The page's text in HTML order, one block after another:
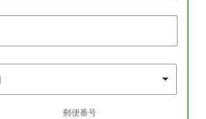
郵便番号